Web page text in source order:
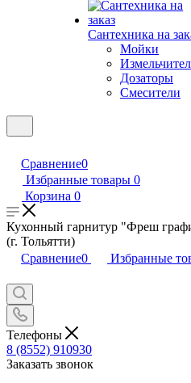
Сантехника на
Мойки
Дозаторы
Смесители
Сравнение0
Избранные товары 0
Корзина 0
Кухонный гарнитур "Фреш
(г. Тольятти)
Сравнение0 Избранные
Телефоны
8 (8552) 910930
Заказать звонок